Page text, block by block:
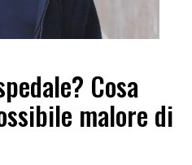
Cosa
malore di